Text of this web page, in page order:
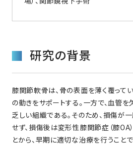
研究の背景
膝関節軟骨は、骨の表面を薄く覆って
の動きをサポートする。一方で、血管
乏しい組織である。そのため、損傷が
せず、損傷後は変形性膝関節症（膝OA
とから、早期に適切な治療を行うこと